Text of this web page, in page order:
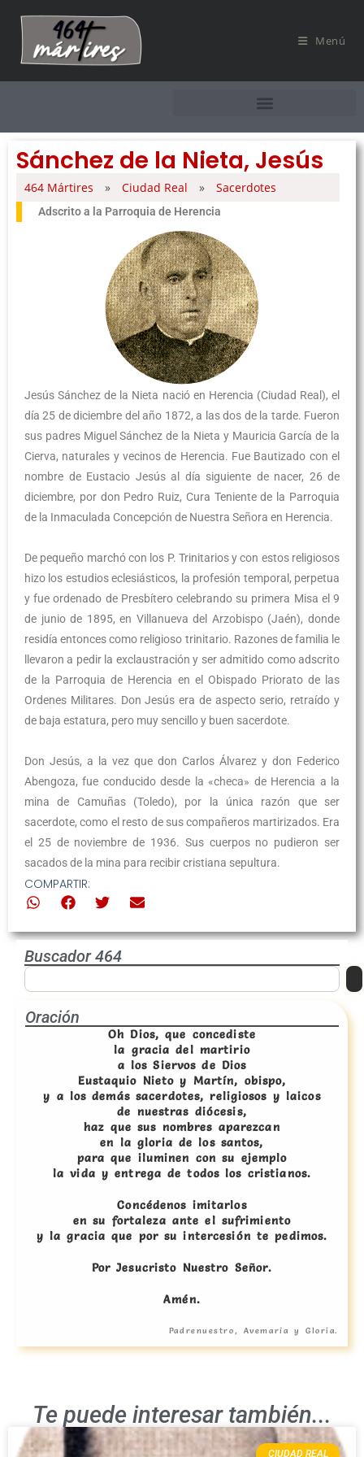
Menú
Sánchez de la Nieta, Jesús
464 Mártires » Ciudad Real » Sacerdotes
Adscrito a la Parroquia de Herencia
Jesús Sánchez de la Nieta nació en Herencia (Ciudad Real), el
día 25 de diciembre del año 1872, a las dos de la tarde. Fueron
sus padres Miguel Sánchez de la Nieta y Mauricia García de la
Cierva, naturales y vecinos de Herencia. Fue Bautizado con el
nombre de Eustacio Jesús al día siguiente de nacer, 26 de
diciembre, por don Pedro Ruiz, Cura Teniente de la Parroquia
de la Inmaculada Concepción de Nuestra Señora en Herencia.
De pequeño marchó con los P. Trinitarios y con estos religiosos
hizo los estudios eclesiásticos, la profesión temporal, perpetua
y fue ordenado de Presbítero celebrando su primera Misa el 9
de junio de 1895, en Villanueva del Arzobispo (Jaén), donde
residía entonces como religioso trinitario. Razones de familia le
llevaron a pedir la exclaustración y ser admitido como adscrito
de la Parroquia de Herencia en el Obispado Priorato de las
Ordenes Militares. Don Jesús era de aspecto serio, retraído y
de baja estatura, pero muy sencillo y buen sacerdote.
Don Jesús, a la vez que don Carlos Álvarez y don Federico
Abengoza, fue conducido desde la «checa» de Herencia a la
mina de Camuñas (Toledo), por la única razón que ser
sacerdote, como el resto de sus compañeros martirizados. Era
el 25 de noviembre de 1936. Sus cuerpos no pudieron ser
sacados de la mina para recibir cristiana sepultura.
COMPARTIR:
Buscador 464
Oración
Oh Dios, que concediste
la gracia del martirio
a los Siervos de Dios
Eustaquio Nieto y Martín, obispo,
y a los demás sacerdotes, religiosos y laicos
de nuestras diócesis,
haz que sus nombres aparezcan
en la gloria de los santos,
para que iluminen con su ejemplo
la vida y entrega de todos los cristianos.
Concédenos imitarlos
en su fortaleza ante el sufrimiento
y la gracia que por su intercesión te pedimos.
Por Jesucristo Nuestro Señor.
Amén.
Padrenuestro, Avemaría y Gloria.
Te puede interesar también...
CIUDAD REAL